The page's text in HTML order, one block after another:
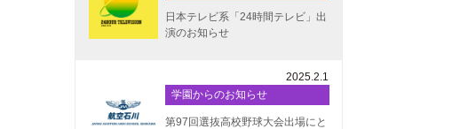
日本テレビ系「24時間テレビ」出
演のお知らせ
2025.2.1
学園からのお知らせ
第97回選抜高校野球大会出場にと